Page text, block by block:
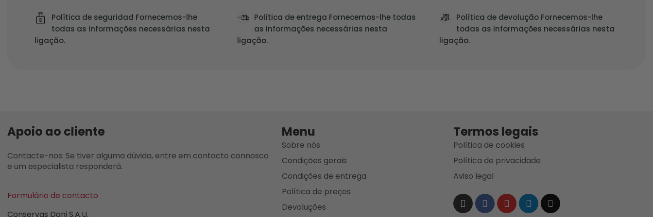
Política de seguridad Fornecemos-lhe
todas as informações necessárias nesta
ligação.
Política de entrega Fornecemos-lhe todas
as informações necessárias nesta
ligação.
Política de devolução Fornecemos-lhe
todas as informações necessárias nesta
ligação.
Apoio ao cliente
Contacte-nos: Se tiver alguma dúvida, entre em contacto connosco
e um especialista responderá.
Formulário de contacto
Conservas Dani S.A.U.
Menu
Sobre nós
Condições gerais
Condições de entrega
Política de preços
Devoluções
Termos legais
Política de cookies
Política de privacidade
Aviso legal